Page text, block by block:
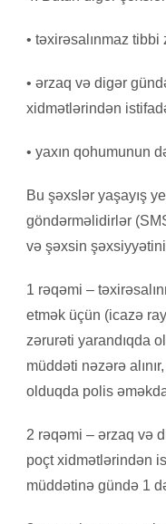
• təxirəsalınmaz
• ərzaq və digər
xidmətlərindən
• yaxın qohumunun
Bu şəxslər yaşayış
göndərməlidirlər
və şəxsin
1 rəqəmi –
etmək üçün (icazə
zərurəti yarandıqda
müddəti nəzərə
olduqda polis
2 rəqəmi – ərzaq və
poçt xidmətlərindən
müddətinə gündə 1